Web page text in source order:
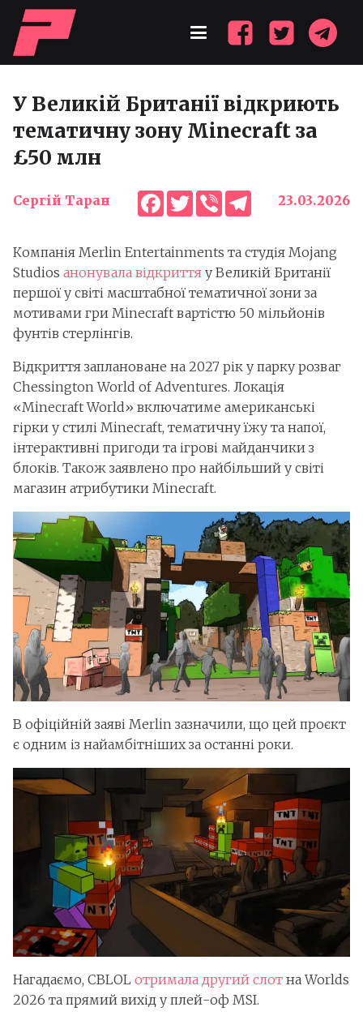
У Великій Британії відкриють
тематичну зону Minecraft за
£50 млн
Сергій Таран Facebook
Twitter
ViberTelegram
23.03.2026
Компанія Merlin Entertainments та студія Mojang
Studios анонувала відкриття у Великій Британії
першої у світі масштабної тематичної зони за
мотивами гри Minecraft вартістю 50 мільйонів
фунтів стерлінгів.
Відкриття заплановане на 2027 рік у парку розваг
Chessington World of Adventures. Локація
«Minecraft World» включатиме американські
гірки у стилі Minecraft, тематичну їжу та напої,
інтерактивні пригоди та ігрові майданчики з
блоків. Також заявлено про найбільший у світі
магазин атрибутики Minecraft.
В офіційній заяві Merlin зазначили, що цей проєкт
є одним із найамбітніших за останні роки.
Нагадаємо, CBLOL отримала другий слот на Worlds
2026 та прямий вихід у плей-оф MSI.